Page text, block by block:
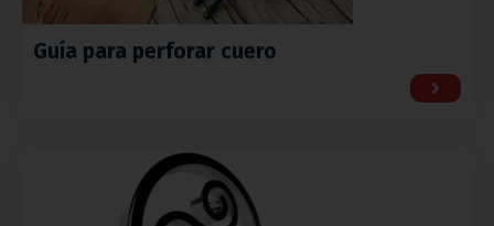
Guía para perforar cuero